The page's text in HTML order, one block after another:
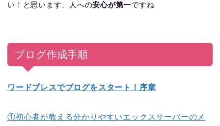
い！と思います、人への安心が第一ですね
ブログ作成手順
ワードプレスでブログをスタート！序章
①初心者が教える分かりやすいエックスサーバーのメ